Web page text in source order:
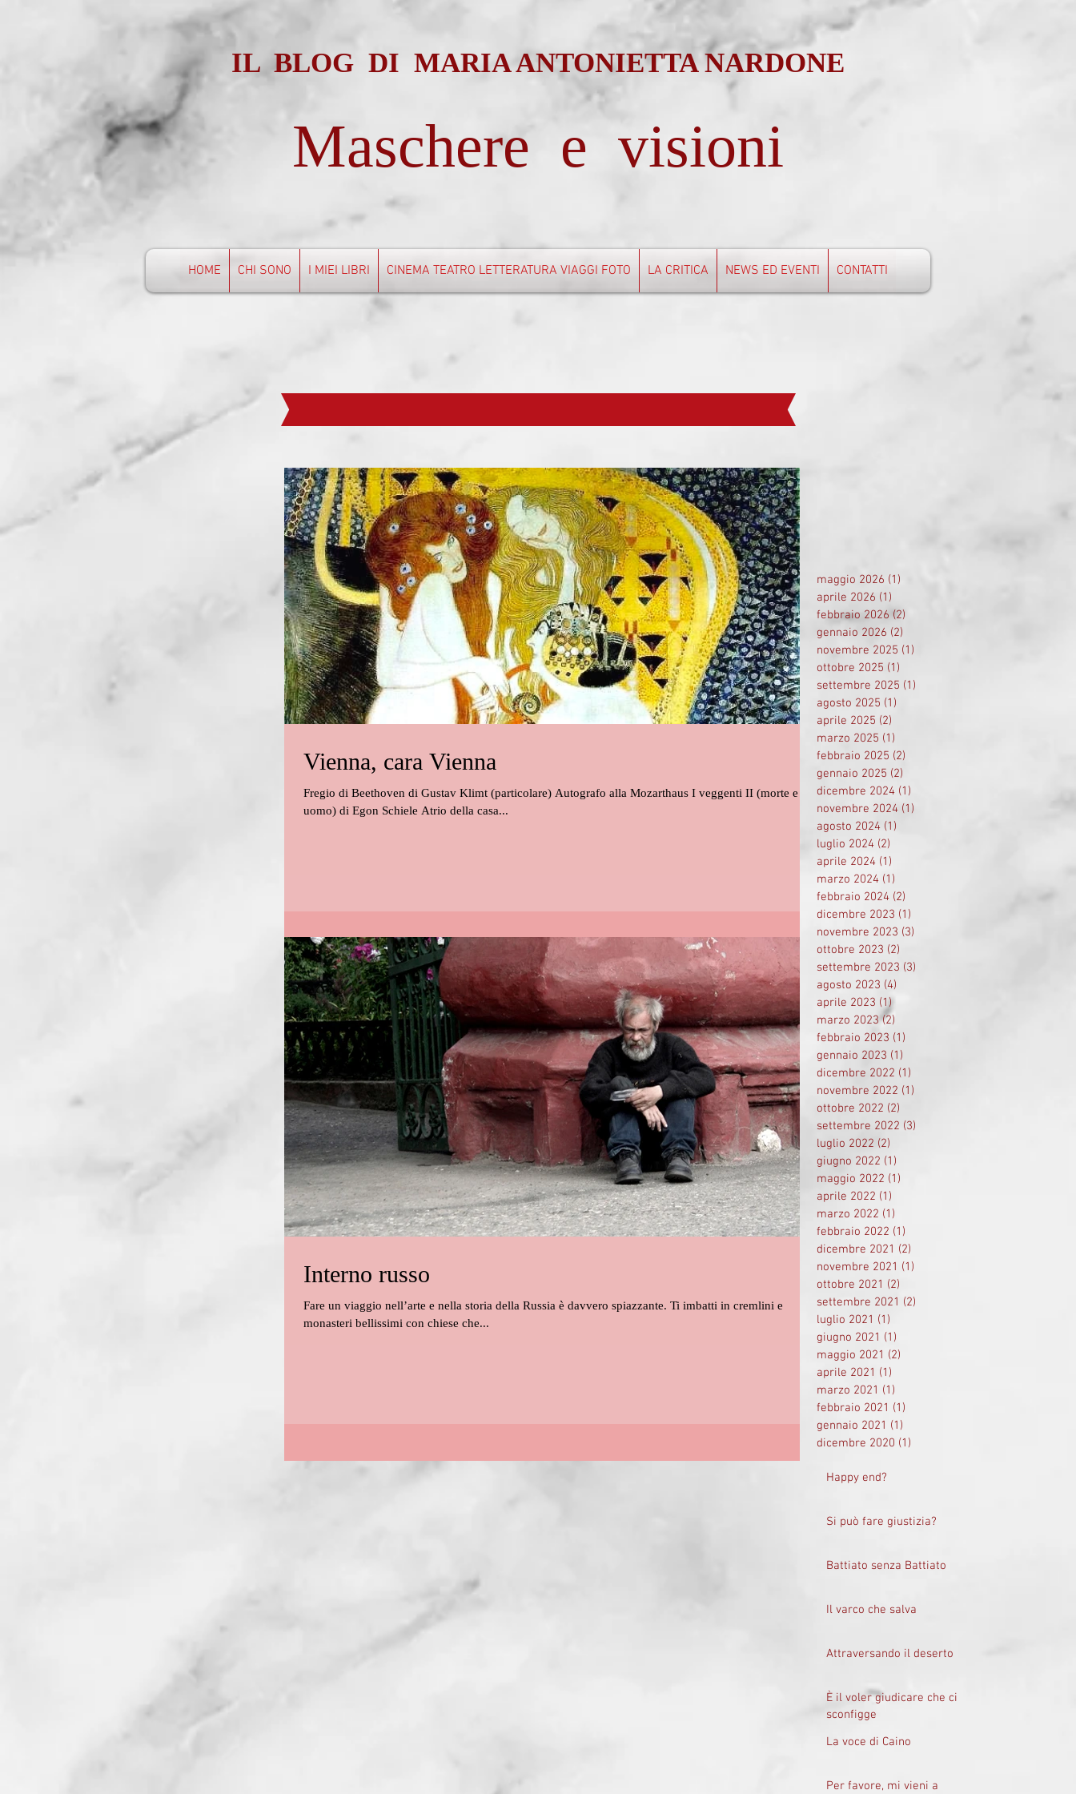
IL BLOG DI MARIA ANTONIETTA NARDONE
Maschere e visioni
HOME CHI SONO I MIEI LIBRI CINEMA TEATRO LETTERATURA VIAGGI FOTO LA CRITICA NEWS ED EVENTI CONTATTI
Vienna, cara Vienna
Fregio di Beethoven di Gustav Klimt (particolare) Autografo alla Mozarthaus I veggenti II (morte e
uomo) di Egon Schiele Atrio della casa...
Interno russo
Fare un viaggio nell’arte e nella storia della Russia è davvero spiazzante. Ti imbatti in cremlini e
monasteri bellissimi con chiese che...
maggio 2026 (1)
aprile 2026 (1)
febbraio 2026 (2)
gennaio 2026 (2)
novembre 2025 (1)
ottobre 2025 (1)
settembre 2025 (1)
agosto 2025 (1)
aprile 2025 (2)
marzo 2025 (1)
febbraio 2025 (2)
gennaio 2025 (2)
dicembre 2024 (1)
novembre 2024 (1)
agosto 2024 (1)
luglio 2024 (2)
aprile 2024 (1)
marzo 2024 (1)
febbraio 2024 (2)
dicembre 2023 (1)
novembre 2023 (3)
ottobre 2023 (2)
settembre 2023 (3)
agosto 2023 (4)
aprile 2023 (1)
marzo 2023 (2)
febbraio 2023 (1)
gennaio 2023 (1)
dicembre 2022 (1)
novembre 2022 (1)
ottobre 2022 (2)
settembre 2022 (3)
luglio 2022 (2)
giugno 2022 (1)
maggio 2022 (1)
aprile 2022 (1)
marzo 2022 (1)
febbraio 2022 (1)
dicembre 2021 (2)
novembre 2021 (1)
ottobre 2021 (2)
settembre 2021 (2)
luglio 2021 (1)
giugno 2021 (1)
maggio 2021 (2)
aprile 2021 (1)
marzo 2021 (1)
febbraio 2021 (1)
gennaio 2021 (1)
dicembre 2020 (1)
Happy end?
Si può fare giustizia?
Battiato senza Battiato
Il varco che salva
Attraversando il deserto
È il voler giudicare che ci
sconfigge
La voce di Caino
Per favore, mi vieni a